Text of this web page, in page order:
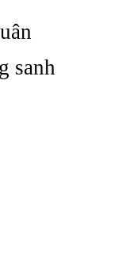
sanh